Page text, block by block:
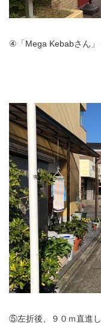
④「Mega Kebabさん」
⑤左折後、９０ｍ直進し